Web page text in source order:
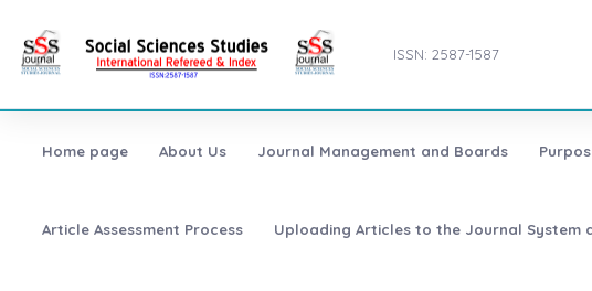
ISSN: 2587-1587
Home page About Us Journal Management and Boards
Article Assessment Process Uploading Articles to the Journal System